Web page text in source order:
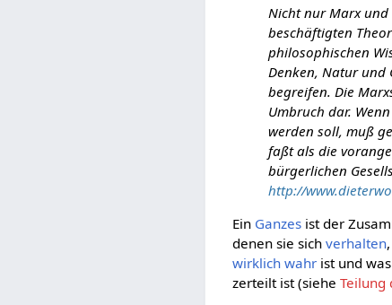
Nicht nur Marx
beschäftigten
philosophischen
Denken, Natur und
begreifen. Die
Umbruch dar.
werden soll, muß
faßt als die
bürgerlichen
http://
Ein Ganzes ist der
denen sie sichverhalten
wirklich wahr ist und
zerteilt ist (sieheTeilung